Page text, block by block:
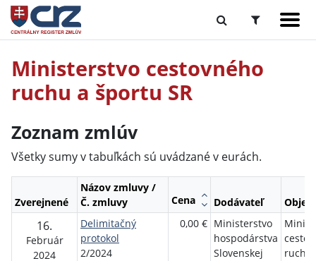
Ministerstvo cestovného
ruchu a športu SR
Zoznam zmlúv
Všetky sumy v tabuľkách sú uvádzané v eurách.
Zverejnené
Názov zmluvy /
Č. zmluvy
Cena Dodávateľ
16.
Február
2024
Delimitačný
protokol
2/2024
0,00 € Ministerstvo
hospodárstva
Slovenskej
ruchu